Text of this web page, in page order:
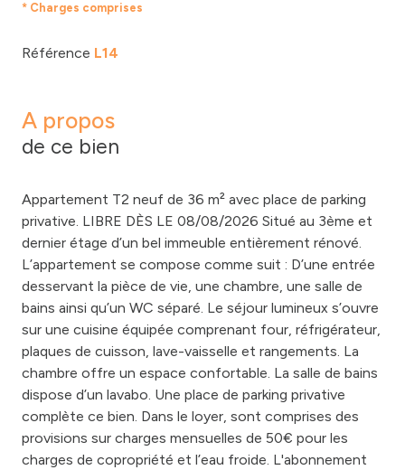
* Charges comprises
Référence L14
A propos
de ce bien
Appartement T2 neuf de 36 m² avec place de parking
privative. LIBRE DÈS LE 08/08/2026 Situé au 3ème et
dernier étage d’un bel immeuble entièrement rénové.
L’appartement se compose comme suit : D’une entrée
desservant la pièce de vie, une chambre, une salle de
bains ainsi qu’un WC séparé. Le séjour lumineux s’ouvre
sur une cuisine équipée comprenant four, réfrigérateur,
plaques de cuisson, lave-vaisselle et rangements. La
chambre offre un espace confortable. La salle de bains
dispose d’un lavabo. Une place de parking privative
complète ce bien. Dans le loyer, sont comprises des
provisions sur charges mensuelles de 50€ pour les
charges de copropriété et l’eau froide. L'abonnement